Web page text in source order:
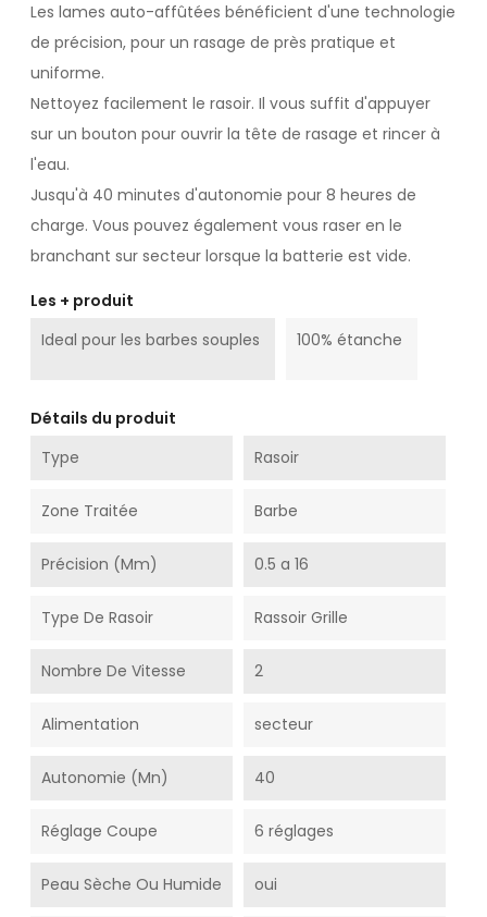
Les lames auto-affûtées bénéficient d'une technologie
de précision, pour un rasage de près pratique et
uniforme.
Nettoyez facilement le rasoir. Il vous suffit d'appuyer
sur un bouton pour ouvrir la tête de rasage et rincer à
l'eau.
Jusqu'à 40 minutes d'autonomie pour 8 heures de
charge. Vous pouvez également vous raser en le
branchant sur secteur lorsque la batterie est vide.
Les + produit
Ideal pour les barbes souples
100% étanche
Détails du produit
Type
Rasoir
Zone Traitée Barbe
Précision (mm) 0.5 a 16
Type De Rasoir Rassoir Grille
Nombre De Vitesse 2
Alimentation secteur
Autonomie (mn) 40
Réglage Coupe 6 réglages
Peau Sèche Ou Humide oui